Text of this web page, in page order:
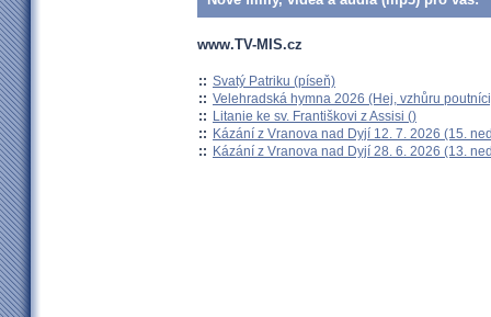
www.TV-MIS.cz
:: Svatý Patriku (píseň)
:: Velehradská hymna 2026 (Hej, vzhůru
:: Litanie ke sv. Františkovi z Assisi ()
:: Kázání z Vranova nad Dyjí 12. 7. 2026 (15.
:: Kázání z Vranova nad Dyjí 28. 6. 2026 (13.